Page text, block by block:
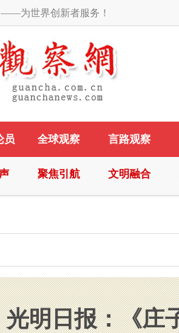
为世界创新者服务！
员 全球观察 言路观察
聚焦引航 文明融合
光明日报：《庄